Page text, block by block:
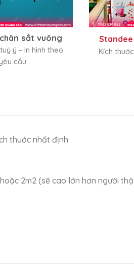
sắt vuông
ý – In hình theo
cầu
Kích
thuớc nhất định
2m2 (sẽ cao lớn hơn người